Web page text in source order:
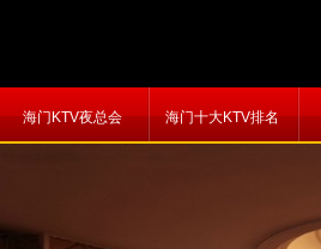
海门KTV夜总会 海门十大KTV排名